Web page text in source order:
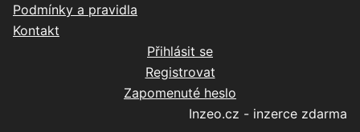
Podmínky a pravidla
Kontakt
Přihlásit se
Registrovat
Zapomenuté heslo
Inzeo.cz - inzerce zdarma